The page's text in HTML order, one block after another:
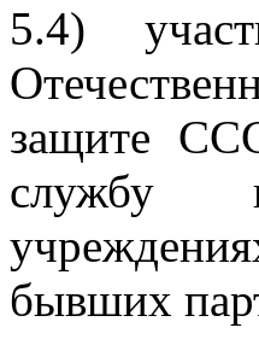
5.4)
защите
службу
бывших